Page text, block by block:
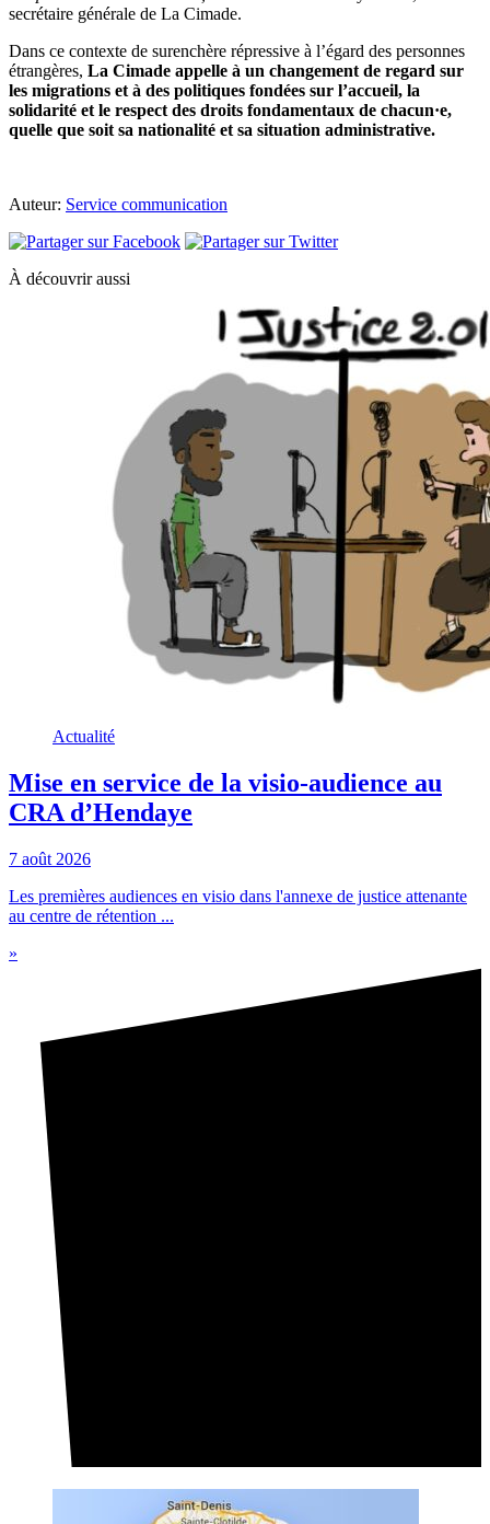
secrétaire générale de La Cimade.
Dans ce contexte de surenchère répressive à l’égard des personnes
étrangères, La Cimade appelle à un changement de regard sur
les migrations et à des politiques fondées sur l’accueil, la
solidarité et le respect des droits fondamentaux de chacun·e,
quelle que soit sa nationalité et sa situation administrative.
Auteur: Service communication
À découvrir aussi
Actualité
Mise en service de la visio-audience au
CRA d’Hendaye
7 août 2026
Les premières audiences en visio dans l'annexe de justice attenante
au centre de rétention ...
»